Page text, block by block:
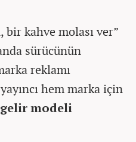
kahve molası ver”
sürücünün
reklamı
hem marka için
modeli